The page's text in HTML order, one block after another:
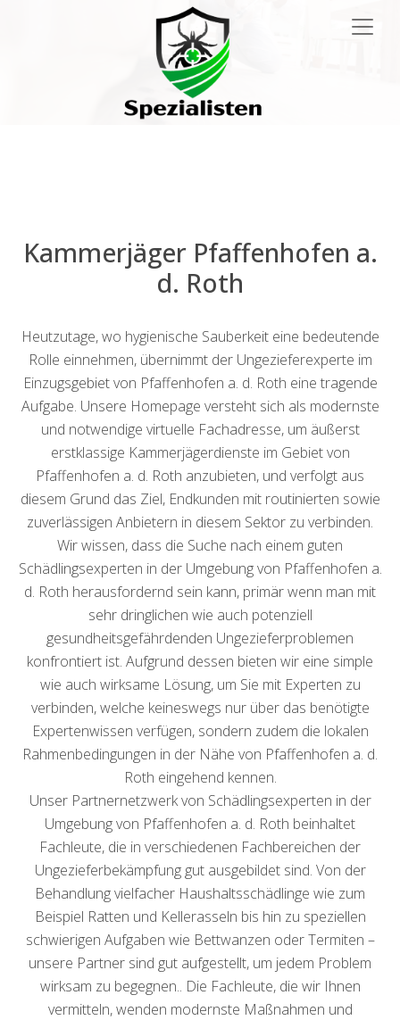
Kammerjäger Pfaffenhofen a.
d. Roth
Heutzutage, wo hygienische Sauberkeit eine bedeutende
Rolle einnehmen, übernimmt der Ungezieferexperte im
Einzugsgebiet von Pfaffenhofen a. d. Roth eine tragende
Aufgabe. Unsere Homepage versteht sich als modernste
und notwendige virtuelle Fachadresse, um äußerst
erstklassige Kammerjägerdienste im Gebiet von
Pfaffenhofen a. d. Roth anzubieten, und verfolgt aus
diesem Grund das Ziel, Endkunden mit routinierten sowie
zuverlässigen Anbietern in diesem Sektor zu verbinden.
Wir wissen, dass die Suche nach einem guten
Schädlingsexperten in der Umgebung von Pfaffenhofen a.
d. Roth herausfordernd sein kann, primär wenn man mit
sehr dringlichen wie auch potenziell
gesundheitsgefährdenden Ungezieferproblemen
konfrontiert ist. Aufgrund dessen bieten wir eine simple
wie auch wirksame Lösung, um Sie mit Experten zu
verbinden, welche keineswegs nur über das benötigte
Expertenwissen verfügen, sondern zudem die lokalen
Rahmenbedingungen in der Nähe von Pfaffenhofen a. d.
Roth eingehend kennen.
Unser Partnernetzwerk von Schädlingsexperten in der
Umgebung von Pfaffenhofen a. d. Roth beinhaltet
Fachleute, die in verschiedenen Fachbereichen der
Ungezieferbekämpfung gut ausgebildet sind. Von der
Behandlung vielfacher Haushaltsschädlinge wie zum
Beispiel Ratten und Kellerasseln bis hin zu speziellen
schwierigen Aufgaben wie Bettwanzen oder Termiten –
unsere Partner sind gut aufgestellt, um jedem Problem
wirksam zu begegnen.. Die Fachleute, die wir Ihnen
vermitteln, wenden modernste Maßnahmen und